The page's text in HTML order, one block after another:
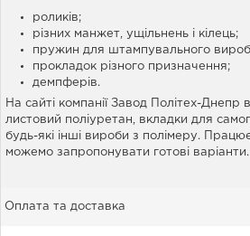
роликів;
різних манжет, ущільнень і кілець;
пружин для штампувального
прокладок різного призначення;
демпферів.
На сайті компанії Завод Політех-
листовий поліуретан, вкладки для
будь-які інші вироби з полімеру.
можемо запропонувати готові варіанти.
Оплата та доставка